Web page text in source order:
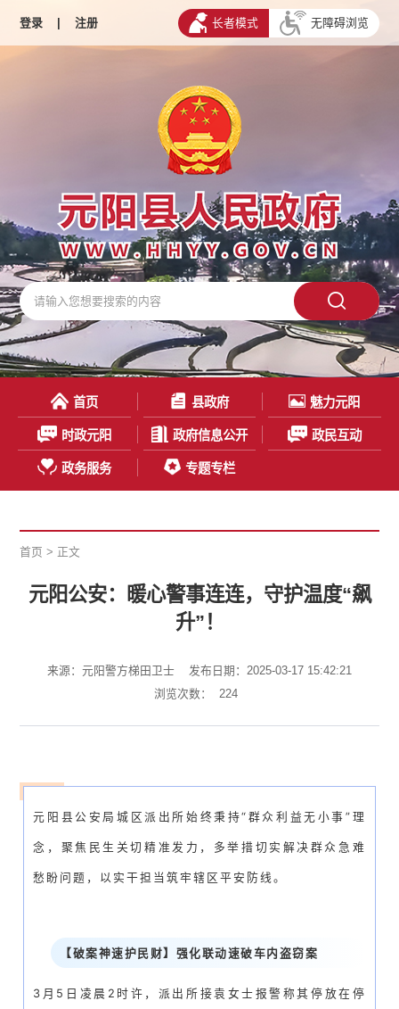
登录 | 注册 长者模式 无障碍浏览
首页 县政府 魅力元阳
时政元阳 政府信息公开 政民互动
政务服务 专题专栏
首页 > 正文
元阳公安：暖心警事连连，守护温度“飙
升”！
来源：​元阳警方梯田卫士
发布日期：2025-03-17 15:42:21
浏览次数：
224
元阳县公安局城区派出所始终秉持“群众利益无小事”理
念，聚焦民生关切精准发力，多举措切实解决群众急难
愁盼问题，以实干担当筑牢辖区平安防线。
【破案神速护民财】强化联动速破车内盗窃案
3月5日凌晨2时许，派出所接袁女士报警称其停放在停